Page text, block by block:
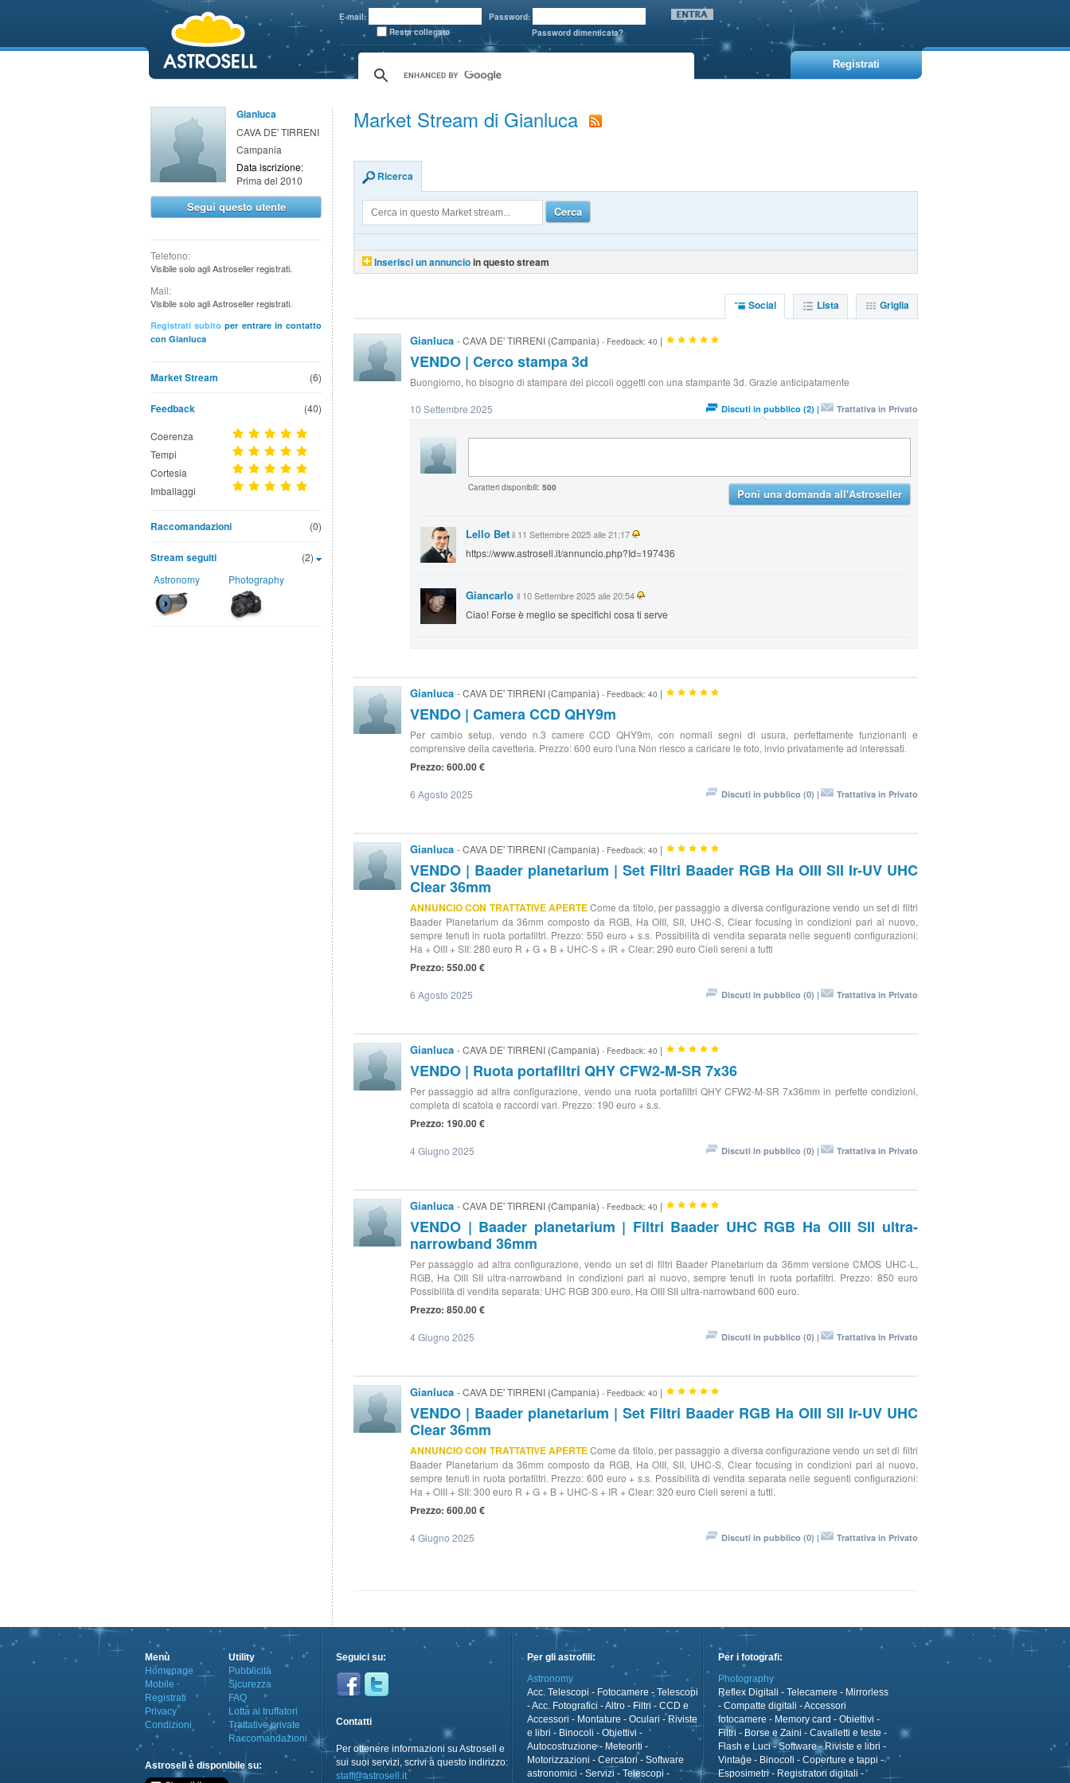
E-mail:
Password:
Resta collegato
Password dimenticata?
Registrati
Gianluca
CAVA DE' TIRRENI
Campania
Data iscrizione:
Prima del 2010
Segui questo utente
Telefono:
Visibile solo agli Astroseller registrati.
Mail:
Visibile solo agli Astroseller registrati.
Registrati subito per entrare in contatto
con Gianluca
(6)
Market Stream
Feedback (40)
Coerenza
Tempi
Cortesia
Imballaggi
(0)
Raccomandazioni
(2)
Stream seguiti
Astronomy Photography
Market Stream di Gianluca
Ricerca
Cerca
Inserisci un annuncioin questo stream
Griglia
Lista
Social
Gianluca- CAVA DE' TIRRENI (Campania) - Feedback: 40 |
VENDO | Cerco stampa 3d
Buongiorno, ho bisogno di stampare dei piccoli oggetti con una stampante 3d. Grazie anticipatamente
10 Settembre 2025
Discuti in pubblico (2) | Trattativa in Privato
Caratteri disponibili:500 Poni una domanda all'Astroseller
Lello Betil 11 Settembre 2025 alle 21:17
https://www.astrosell.it/annuncio.php?Id=197436
Giancarloil 10 Settembre 2025 alle 20:54
Ciao! Forse è meglio se specifichi cosa ti serve
Gianluca- CAVA DE' TIRRENI (Campania) - Feedback: 40 |
VENDO | Camera CCD QHY9m
Per cambio setup, vendo n.3 camere CCD QHY9m, con normali segni di usura, perfettamente funzionanti e
comprensive della cavetteria. Prezzo: 600 euro l'una Non riesco a caricare le foto, invio privatamente ad interessati.
Prezzo: 600.00 €
6 Agosto 2025 Discuti in pubblico (0) | Trattativa in Privato
Gianluca- CAVA DE' TIRRENI (Campania) - Feedback: 40 |
VENDO | Baader planetarium | Set Filtri Baader RGB Ha OIII SII Ir-UV UHC
Clear 36mm
ANNUNCIO CON TRATTATIVE APERTECome da titolo, per passaggio a diversa configurazione vendo un set di filtri
Baader Planetarium da 36mm composto da RGB, Ha OIII, SII, UHC-S, Clear focusing in condizioni pari al nuovo,
sempre tenuti in ruota portafiltri. Prezzo: 550 euro + s.s. Possibilità di vendita separata nelle seguenti configurazioni:
Ha + OIII + SII: 280 euro R + G + B + UHC-S + IR + Clear: 290 euro Cieli sereni a tutti
Prezzo: 550.00 €
6 Agosto 2025 Discuti in pubblico (0) | Trattativa in Privato
Gianluca- CAVA DE' TIRRENI (Campania) - Feedback: 40 |
VENDO | Ruota portafiltri QHY CFW2-M-SR 7x36
Per passaggio ad altra configurazione, vendo una ruota portafiltri QHY CFW2-M-SR 7x36mm in perfette condizioni,
completa di scatola e raccordi vari. Prezzo: 190 euro + s.s.
Prezzo: 190.00 €
4 Giugno 2025 Discuti in pubblico (0) | Trattativa in Privato
Gianluca- CAVA DE' TIRRENI (Campania) - Feedback: 40 |
VENDO | Baader planetarium | Filtri Baader UHC RGB Ha OIII SII ultra-
narrowband 36mm
Per passaggio ad altra configurazione, vendo un set di filtri Baader Planetarium da 36mm versione CMOS UHC-L,
RGB, Ha OIII SII ultra-narrowband in condizioni pari al nuovo, sempre tenuti in ruota portafiltri. Prezzo: 850 euro
Possibilità di vendita separata: UHC RGB 300 euro, Ha OIII SII ultra-narrowband 600 euro.
Prezzo: 850.00 €
4 Giugno 2025 Discuti in pubblico (0) | Trattativa in Privato
Gianluca- CAVA DE' TIRRENI (Campania) - Feedback: 40 |
VENDO | Baader planetarium | Set Filtri Baader RGB Ha OIII SII Ir-UV UHC
Clear 36mm
ANNUNCIO CON TRATTATIVE APERTECome da titolo, per passaggio a diversa configurazione vendo un set di filtri
Baader Planetarium da 36mm composto da RGB, Ha OIII, SII, UHC-S, Clear focusing in condizioni pari al nuovo,
sempre tenuti in ruota portafiltri. Prezzo: 600 euro + s.s. Possibilità di vendita separata nelle seguenti configurazioni:
Ha + OIII + SII: 300 euro R + G + B + UHC-S + IR + Clear: 320 euro Cieli sereni a tutti.
Prezzo: 600.00 €
4 Giugno 2025 Discuti in pubblico (0) | Trattativa in Privato
Menù
Homepage
Mobile
Registrati
Privacy
Condizioni
Utility
Pubblicità
Sicurezza
FAQ
Lotta ai truffatori
Trattative private
Raccomandazioni
Astrosell è disponibile su:
Seguici su:
Contatti
Per ottenere informazioni su Astrosell e
sui suoi servizi, scrivi a questo indirizzo:
staff@astrosell.it
Per gli astrofili:
Astronomy
Acc. Telescopi - Fotocamere -Telescopi
-Acc. Fotografici -Altro - Filtri - CCD e
Accessori - Montature - Oculari - Riviste
e libri - Binocoli - Obiettivi -
Autocostruzione- Meteoriti -
Motorizzazioni - Cercatori - Software
astronomici - Servizi - Telescopi -
Per i fotografi:
Photography
Reflex Digitali - Telecamere - Mirrorless
- Compatte digitali -Accessori
fotocamere - Memory card - Obiettivi -
Filtri - Borse e Zaini - Cavalletti e teste -
Flash e Luci-Software-Riviste e libri -
Vintage - Binocoli - Coperture e tappi -
Esposimetri- Registratori digitali -